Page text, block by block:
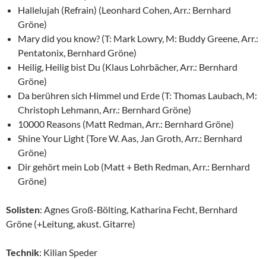
Hallelujah (Refrain) (Leonhard Cohen, Arr.: Bernhard
Gröne)
Mary did you know? (T: Mark Lowry, M: Buddy Greene, Arr.:
Pentatonix, Bernhard Gröne)
Heilig, Heilig bist Du (Klaus Lohrbächer, Arr.: Bernhard
Gröne)
Da berühren sich Himmel und Erde (T: Thomas Laubach, M:
Christoph Lehmann, Arr.: Bernhard Gröne)
10000 Reasons (Matt Redman, Arr.: Bernhard Gröne)
Shine Your Light (Tore W. Aas, Jan Groth, Arr.: Bernhard
Gröne)
Dir gehört mein Lob (Matt + Beth Redman, Arr.: Bernhard
Gröne)
Solisten: Agnes Groß-Bölting, Katharina Fecht, Bernhard
Gröne (+Leitung, akust. Gitarre)
Technik: Kilian Speder